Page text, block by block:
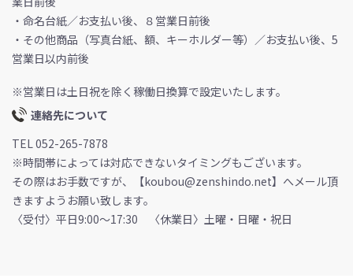
・命名台紙／お支払い後、８営業日前後
・その他商品（写真台紙、額、キーホルダー等）／お支払い後、5
営業日以内前後
※営業日は土日祝を除く稼働日換算で設定いたします。
連絡先について
TEL 052-265-7878
※時間帯によっては対応できないタイミングもございます。
その際はお手数ですが、【koubou@zenshindo.net】へメール頂
きますようお願い致します。
〈受付〉平日9:00～17:30 〈休業日〉土曜・日曜・祝日